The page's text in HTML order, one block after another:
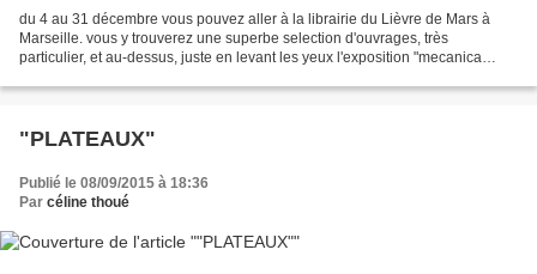
du 4 au 31 décembre vous pouvez aller à la librairie du Lièvre de Mars à
Marseille. vous y trouverez une superbe selection d'ouvrages, très
particulier, et au-dessus, juste en levant les yeux l'exposition "mecanica
"PLATEAUX"
Publié le 08/09/2015 à 18:36
Par céline thoué